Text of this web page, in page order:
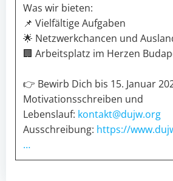
Was wir bieten:
📌 Vielfältige Aufgaben
🌟 Netzwerkchancen und
🏢 Arbeitsplatz im Herzen
👉 Bewirb Dich bis 15. Januar
Motivationsschreiben und
Lebenslauf: kontakt@dujw.org
Ausschreibung: https://
…